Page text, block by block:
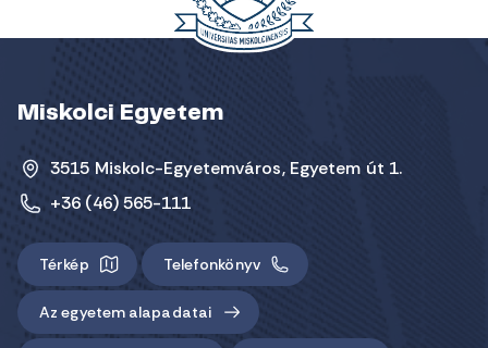
Miskolci Egyetem
3515 Miskolc-Egyetemváros, Egyetem út 1.
+36 (46) 565-111
Térkép Telefonkönyv
Az egyetem alapadatai